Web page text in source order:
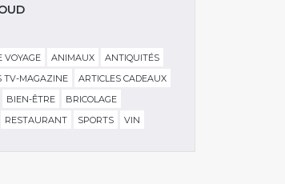
VOYAGE ANIMAUX
ANTIQUITÉS
TV-MAGAZINE
ARTICLES CADEAUX
BIEN-ÊTRE
BRICOLAGE
RESTAURANT SPORTS VIN